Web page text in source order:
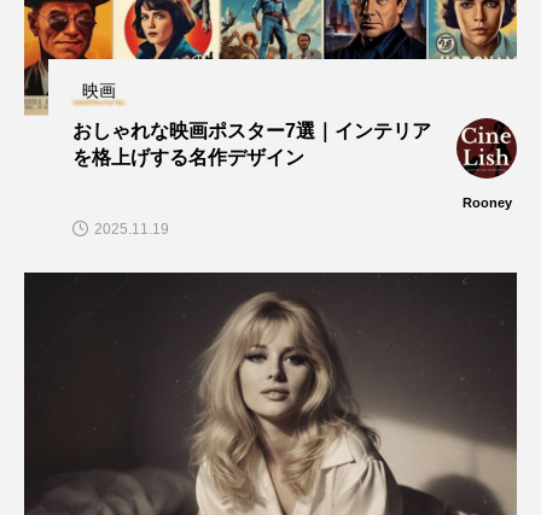
映画
おしゃれな映画ポスター7選｜インテリア
を格上げする名作デザイン
Rooney
2025.11.19